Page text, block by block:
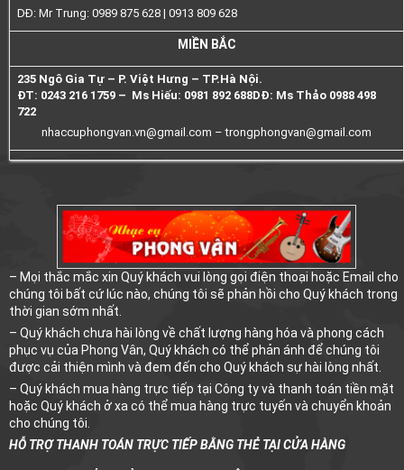
DĐ: Mr Trung: 0989 875 628 | 0913 809 628
MIỀN BẮC
235 Ngô Gia Tự – P. Việt Hưng – TP.Hà Nội.
ĐT: 0243 216 1759 – Ms Hiếu: 0981 892 688DĐ: Ms Thảo 0988 498
722
nhaccuphongvan.vn@gmail.com –trongphongvan@gmail.com
– Mọi thắc mắc xin Quý khách vui lòng gọi điện thoại hoặc Email cho
chúng tôi bất cứ lúc nào, chúng tôi sẽ phản hồi cho Quý khách trong
thời gian sớm nhất.
– Quý khách chưa hài lòng về chất lượng hàng hóa và phong cách
phục vụ của Phong Vân, Quý khách có thể phản ánh để chúng tôi
được cải thiện mình và đem đến cho Quý khách sự hài lòng nhất.
– Quý khách mua hàng trực tiếp tại Công ty và thanh toán tiền mặt
hoặc Quý khách ở xa có thể mua hàng trực tuyến và chuyển khoản
cho chúng tôi.
HỖ TRỢ THANH TOÁN TRỰC TIẾP BẰNG THẺ TẠI CỬA HÀNG